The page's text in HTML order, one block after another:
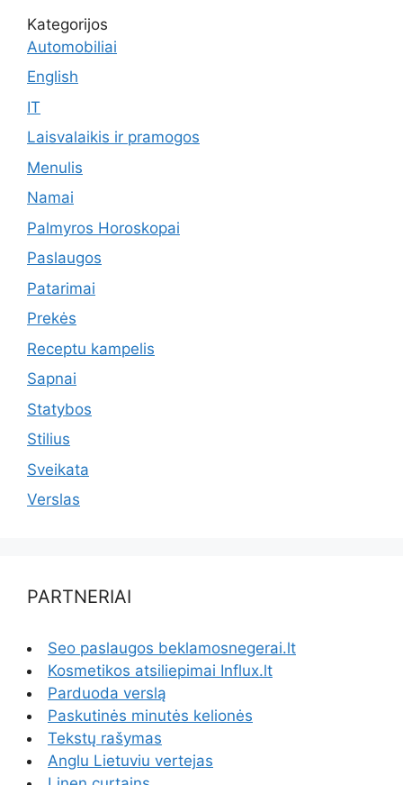
Kategorijos
Automobiliai
English
IT
Laisvalaikis ir pramogos
Menulis
Namai
Palmyros Horoskopai
Paslaugos
Patarimai
Prekės
Receptu kampelis
Sapnai
Statybos
Stilius
Sveikata
Verslas
PARTNERIAI
Seo paslaugos beklamosnegerai.lt
Kosmetikos atsiliepimai Influx.lt
Parduoda verslą
Paskutinės minutės kelionės
Tekstų rašymas
Anglu Lietuviu vertejas